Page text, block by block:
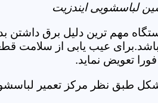
لباسشویی ایندزیت
مهم ترین دلیل برق داشتن
عیب یابی از سلامت
تعویض نماید.
طبق نظر مرکز تعمیر